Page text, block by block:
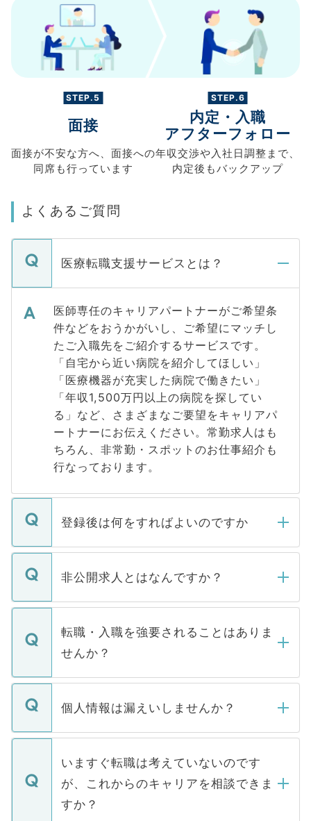
STEP.5
面接
面接が不安な方へ、 面接への
同席も行っています
STEP.6
内定・入職
アフターフォロー
年収交渉や入社日調整まで、
内定後もバックアップ
よくあるご質問
医療転職支援サービスとは？
医師専任のキャリアパートナーがご希望条
件などをおうかがいし、ご希望にマッチし
たご入職先をご紹介するサービスです。
「自宅から近い病院を紹介してほしい」
「医療機器が充実した病院で働きたい」
「年収1,500万円以上の病院を探してい
る」など、さまざまなご要望をキャリアパ
ートナーにお伝えください。常勤求人はも
ちろん、非常勤・スポットのお仕事紹介も
行なっております。
登録後は何をすればよいのですか
ご登録いただきましたら、弊社担当者がご
登録内容を確認し、その後メールもしくは
ます。通常、5営業日以内にはご連絡をせて
いただきますので、しばらくお待ちくださ
非公開求人とはなんですか？
マイナビDOCTORで取り扱っている求人の
うち約3割は、Webサイトからご覧いただ
けない「非公開求人」です。非公開求人は
下記の理由によって、一般には公開してい
ません。
■応募殺到を避けるため 人気のある医療機
関を公にしてしまうと、応募が殺到する場
に、医療機関が求める条件に合った人材の
みを人材紹介会社に依頼するケースが増え
ています。
転職・入職を強要されることはありま
せんか？
転職・入職を強要することは一切ありませ
ん。また、仮に応募先から内定をいただい
定を承諾する必要はありません。内定先へ
の辞退の連絡はキャリアパートナーが行い
個人情報は漏えいしませんか？
個人情報が漏えいすることはありませんの
で、ご安心ください。当サイトからの登録
などで収集したご登録者様の個人情報は、
ご本人のキャリアアップおよび転職活動の
支援を目的に使用いたします。お預かりし
いますぐ転職は考えていないのです
が、これからのキャリアを相談できま
すか？